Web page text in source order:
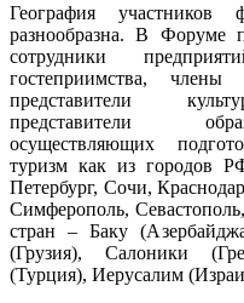
География участников
разнообразна. В Форуме
сотрудники
гостеприимства,
представители
представители
осуществляющих
туризм как из городов
Петербург, Сочи,
Симферополь,
стран – Баку
(Грузия), Салоники
(Турция), Иерусалим